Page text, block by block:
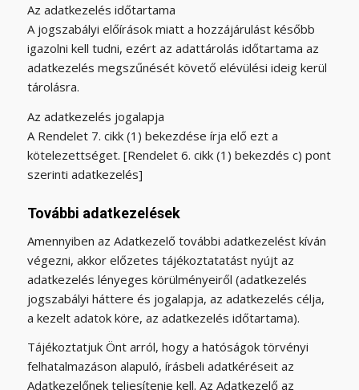
Az adatkezelés időtartama
A jogszabályi előírások miatt a hozzájárulást később
igazolni kell tudni, ezért az adattárolás időtartama az
adatkezelés megszűnését követő elévülési ideig kerül
tárolásra.
Az adatkezelés jogalapja
A Rendelet 7. cikk (1) bekezdése írja elő ezt a
kötelezettséget. [Rendelet 6. cikk (1) bekezdés c) pont
szerinti adatkezelés]
További adatkezelések
Amennyiben az Adatkezelő további adatkezelést kíván
végezni, akkor előzetes tájékoztatatást nyújt az
adatkezelés lényeges körülményeiről (adatkezelés
jogszabályi háttere és jogalapja, az adatkezelés célja,
a kezelt adatok köre, az adatkezelés időtartama).
Tájékoztatjuk Önt arról, hogy a hatóságok törvényi
felhatalmazáson alapuló, írásbeli adatkéréseit az
Adatkezelőnek teljesítenie kell. Az Adatkezelő az